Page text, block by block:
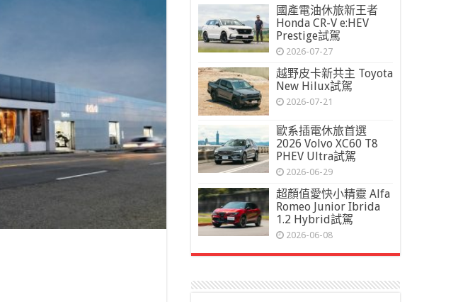
國產電油休旅新王者
Honda CR-V e:HEV
Prestige試駕
2026-07-27
越野皮卡新共主 Toyota
New Hilux試駕
2026-07-21
歐系插電休旅首選
2026 Volvo XC60 T8
PHEV Ultra試駕
2026-06-29
超顏值愛快小精靈 Alfa
Romeo Junior Ibrida
1.2 Hybrid試駕
2026-06-08